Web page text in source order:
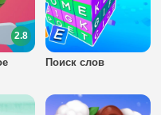
2.8
Поиск слов